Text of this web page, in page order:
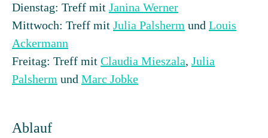
Dienstag: Treff mit Janina Werner
Mittwoch: Treff mit Julia Palsherm und Louis
Ackermann
Freitag: Treff mit Claudia Mieszala, Julia
Palsherm und Marc Jobke
Ablauf